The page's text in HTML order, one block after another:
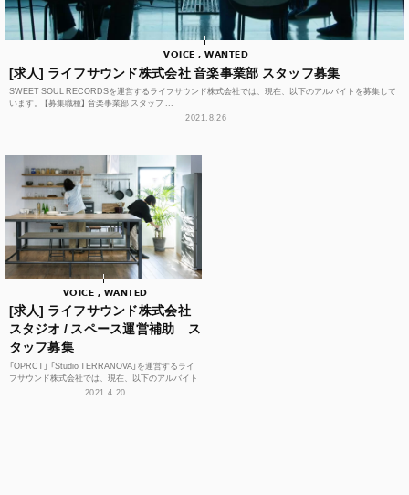
VOICE , WANTED
[求人] ライフサウンド株式会社 音楽事業部 スタッフ募集
SWEET SOUL RECORDSを運営するライフサウンド株式会社では、現在、以下のアルバイトを募集して
います。 【募集職種】 音楽事業部 スタッフ ...
2021.8.26
VOICE , WANTED
[求人] ライフサウンド株式会社
スタジオ / スペース運営補助 ス
タッフ募集
「OPRCT」 「Studio TERRANOVA」を運営するライ
フサウンド株式会社では、現在、以下のアルバイト
を募集しています。 【募集職種】 スタジ...
2021.4.20